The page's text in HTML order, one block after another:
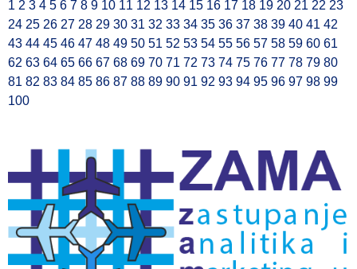
1 2 3 4 5 6 7 8 9 10 11 12 13 14 15 16 17 18 19 20 21 22 23
24 25 26 27 28 29 30 31 32 33 34 35 36 37 38 39 40 41 42
43 44 45 46 47 48 49 50 51 52 53 54 55 56 57 58 59 60 61
62 63 64 65 66 67 68 69 70 71 72 73 74 75 76 77 78 79 80
81 82 83 84 85 86 87 88 89 90 91 92 93 94 95 96 97 98 99
100